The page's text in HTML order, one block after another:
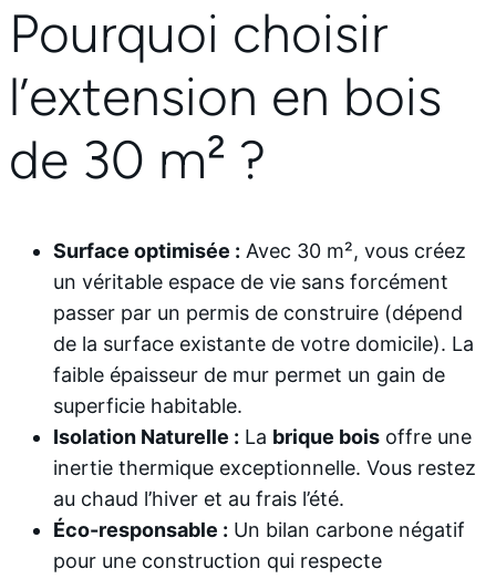
Pourquoi choisir
l’extension en bois
de 30 m² ?
Surface optimisée : Avec 30 m², vous créez
un véritable espace de vie sans forcément
passer par un permis de construire (dépend
de la surface existante de votre domicile). La
faible épaisseur de mur permet un gain de
superficie habitable.
Isolation Naturelle : La brique bois offre une
inertie thermique exceptionnelle. Vous restez
au chaud l’hiver et au frais l’été.
Éco-responsable : Un bilan carbone négatif
pour une construction qui respecte